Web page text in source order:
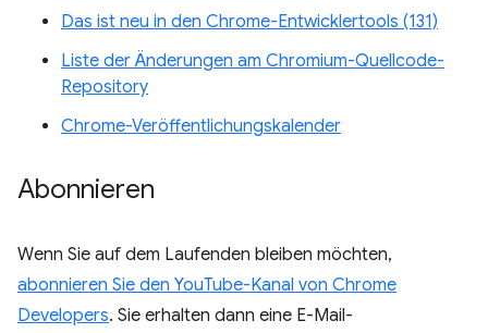
Das ist neu in den Chrome-Entwicklertools (131)
Liste der Änderungen am Chromium-Quellcode-
Repository
Chrome-Veröffentlichungskalender
Abonnieren
Wenn Sie auf dem Laufenden bleiben möchten,
abonnieren Sie den YouTube-Kanal von Chrome
Developers. Sie erhalten dann eine E-Mail-